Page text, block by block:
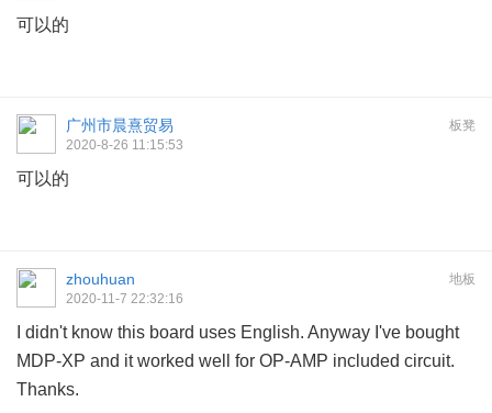
可以的
板凳
广州市晨熹贸易
2020-8-26 11:15:53
可以的
地板
zhouhuan
2020-11-7 22:32:16
I didn't know this board uses English. Anyway I've bought
MDP-XP and it worked well for OP-AMP included circuit.
Thanks.